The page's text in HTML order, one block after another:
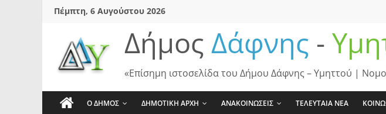
SkipΠέμπτη, 6 Αυγούστου 2026
Δήμος Δάφνης -
«Επίσημη ιστοσελίδα του Δήμου Δάφνης – Υμηττού |
Ο ΔΗΜΟΣ ΔΗΜΟΤΙΚΗ ΑΡΧΗ ΑΝΑΚΟΙΝΩΣΕΙΣ ΤΕΛΕΥΤΑΙΑ ΝΕΑ